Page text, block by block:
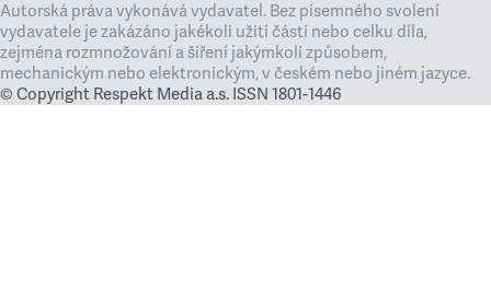
Autorská práva vykonává vydavatel. Bez písemného svolení
vydavatele je zakázáno jakékoli užití částí nebo celku díla,
zejména rozmnožování a šíření jakýmkoli způsobem,
mechanickým nebo elektronickým, v českém nebo jiném jazyce.
© Copyright Respekt Media a.s. ISSN 1801-1446